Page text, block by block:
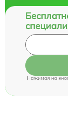
Нажимая на